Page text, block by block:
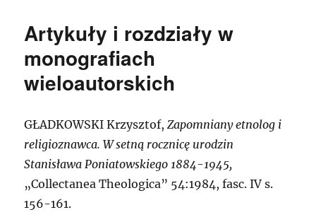
Artykuły i rozdziały w
monografiach
wieloautorskich
GŁADKOWSKI Krzysztof, Zapomniany etnolog i
religioznawca. W setną rocznicę urodzin
Stanisława Poniatowskiego 1884-1945,
„Collectanea Theologica” 54:1984, fasc. IV s.
156-161.